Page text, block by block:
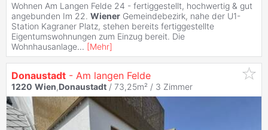
Wohnen Am Langen Felde 24 - fertiggestellt, hochwertig & gut
angebunden Im 22. Wiener Gemeindebezirk, nahe der U1-
Station Kagraner Platz, stehen bereits fertiggestellte
Eigentumswohnungen zum Einzug bereit. Die
Wohnhausanlage... [Mehr]
Donaustadt - Am langen Felde
1220 Wien,Donaustadt / 73,25m² / 3 Zimmer